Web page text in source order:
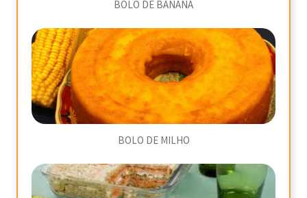
BOLO DE BANANA
BOLO DE MILHO